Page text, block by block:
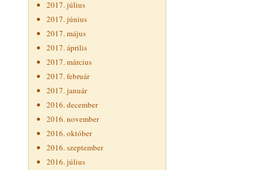
2017. július
2017. június
2017. május
2017. április
2017. március
2017. február
2017. január
2016. december
2016. november
2016. október
2016. szeptember
2016. július